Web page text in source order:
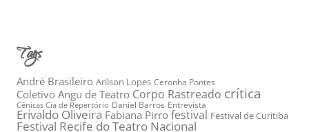
Tags
André Brasileiro Arilson Lopes Ceronha Pontes
Coletivo Angu de Teatro Corpo Rastreado crítica
Cênicas Cia de Repertório Daniel Barros Entrevista
Erivaldo Oliveira Fabiana Pirro festival Festival de Curitiba
Festival Recife do Teatro Nacional